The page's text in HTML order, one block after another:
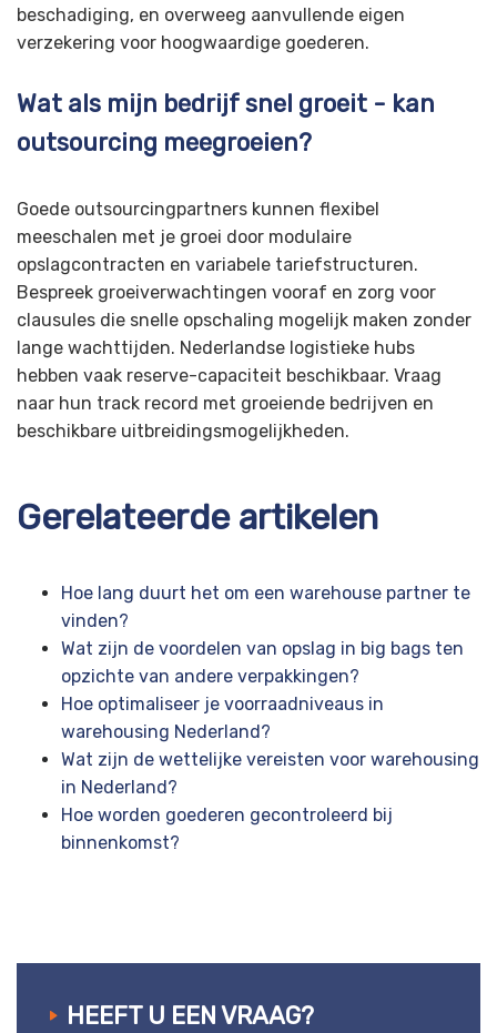
beschadiging, en overweeg aanvullende eigen
verzekering voor hoogwaardige goederen.
Wat als mijn bedrijf snel groeit - kan
outsourcing meegroeien?
Goede outsourcingpartners kunnen flexibel
meeschalen met je groei door modulaire
opslagcontracten en variabele tariefstructuren.
Bespreek groeiverwachtingen vooraf en zorg voor
clausules die snelle opschaling mogelijk maken zonder
lange wachttijden. Nederlandse logistieke hubs
hebben vaak reserve-capaciteit beschikbaar. Vraag
naar hun track record met groeiende bedrijven en
beschikbare uitbreidingsmogelijkheden.
Gerelateerde artikelen
Hoe lang duurt het om een warehouse partner te
vinden?
Wat zijn de voordelen van opslag in big bags ten
opzichte van andere verpakkingen?
Hoe optimaliseer je voorraadniveaus in
warehousing Nederland?
Wat zijn de wettelijke vereisten voor warehousing
in Nederland?
Hoe worden goederen gecontroleerd bij
binnenkomst?
HEEFT U EEN VRAAG?